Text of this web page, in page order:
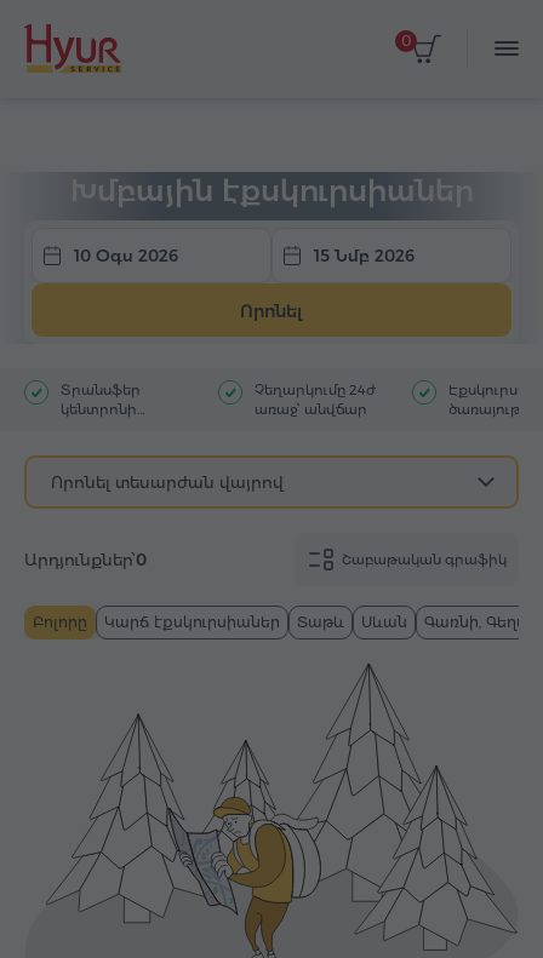
0
Խմբային էքսկուրսիաներ
10 Օգս 2026 15 Նմբ 2026
Որոնել
Տրանսֆեր
կենտրոնի
Չեղարկումը 24ժ
առաջ՝ անվճար
Որոնել տեսարժան վայրով
Շաբաթական գրաֆիկ
Արդյունքներ՝0
Բոլորը Կարճ էքսկուրսիաներ Տաթև Սևան Գառնի,